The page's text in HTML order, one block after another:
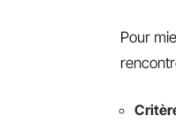
Pour